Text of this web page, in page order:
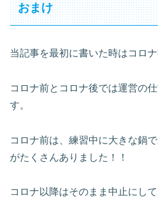
おまけ
当記事を最初に書いた時はコロナ
コロナ前とコロナ後では運営の
す。
コロナ前は、練習中に大きな鍋
がたくさんありました！！
コロナ以降はそのまま中止にし